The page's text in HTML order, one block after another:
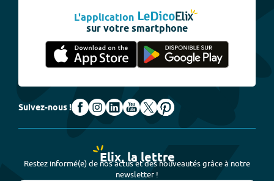
L'application
sur votre smartphone
Suivez-nous !
Elix, la lettre
Restez informé(e) de nos actus et des nouveautés grâce à notre
newsletter !